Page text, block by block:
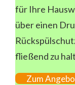
für Ihre
über einen
fließend zu
Zum